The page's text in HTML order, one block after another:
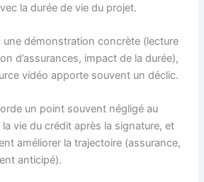
la durée de vie du projet.
une démonstration concrète (lecture
d’assurances, impact de la durée),
vidéo apporte souvent un déclic.
un point souvent négligé au
vie du crédit après la signature, et
améliorer la trajectoire (assurance,
anticipé).